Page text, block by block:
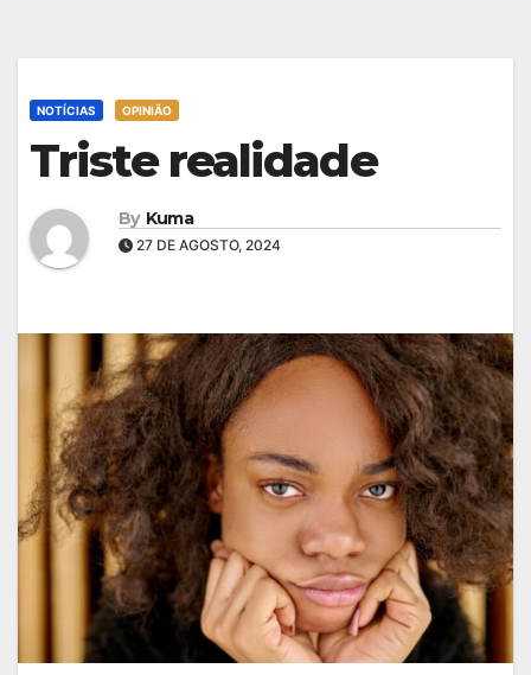
NOTÍCIAS OPINIÃO
Triste realidade
By Kuma
27 DE AGOSTO, 2024